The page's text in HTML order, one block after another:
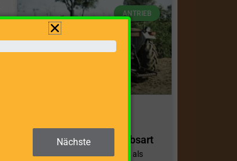
ANTRIEB
Zapfwelle als Antriebsart
Die Zapfwelle wird auch als
Nächste